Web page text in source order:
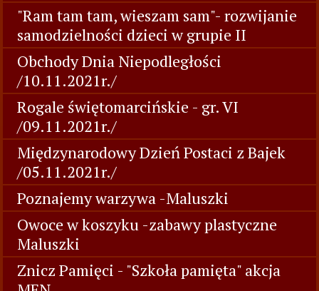
"Ram tam tam, wieszam sam"- rozwijanie
samodzielności dzieci w grupie II
Obchody Dnia Niepodległości
/10.11.2021r./
Rogale świętomarcińskie - gr. VI
/09.11.2021r./
Międzynarodowy Dzień Postaci z Bajek
/05.11.2021r./
Poznajemy warzywa -Maluszki
Owoce w koszyku -zabawy plastyczne
Maluszki
Znicz Pamięci - "Szkoła pamięta" akcja